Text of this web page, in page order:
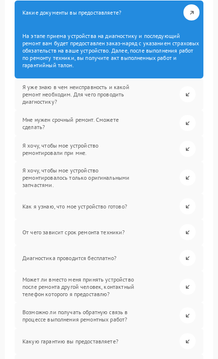
Какие документы вы предоставляете?
На этапе приема устройства на диагностику и последующий
ремонт вам будет предоставлен заказ-наряд с указанием страховых
обязательств на ваше устройство. Далее, после выполнения работ
по ремонту техники, вы получите акт выполненных работ и
гарантийный талон.
Я уже знаю в чем неисправность и какой
ремонт необходим. Для чего проводить
диагностику?
Мне нужен срочный ремонт. Сможете
сделать?
Я хочу, чтобы мое устройство
ремонтировали при мне.
Я хочу, чтобы мое устройство
ремонтировалось только оригинальными
запчастями.
Как я узнаю, что мое устройство готово?
От чего зависит срок ремонта техники?
Диагностика проводится бесплатно?
Может ли вместо меня принять устройство
после ремонта другой человек, контактный
телефон которого я предоставлю?
Возможно ли получать обратную связь в
процессе выполнения ремонтных работ?
Какую гарантию вы предоставляете?